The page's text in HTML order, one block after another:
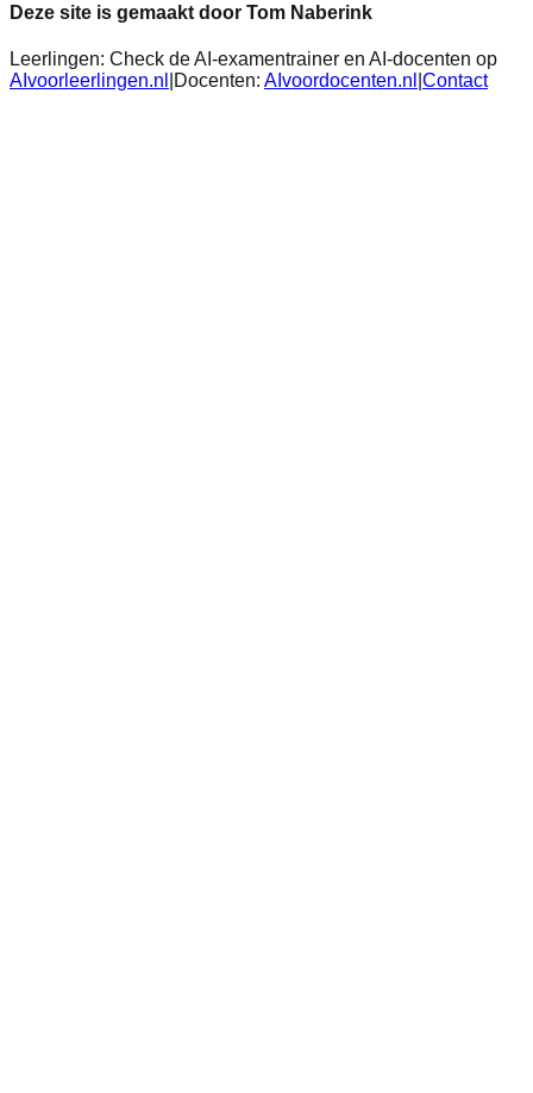
Deze site is gemaakt door Tom Naberink
Leerlingen: Check de AI-examentrainer en AI-docenten op
AIvoorleerlingen.nl
Docenten: AIvoordocenten.nl Contact